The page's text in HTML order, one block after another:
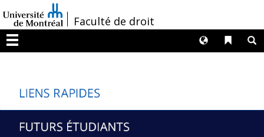
au
contenu
/Faculté de droit
Menu
Liens
Langues